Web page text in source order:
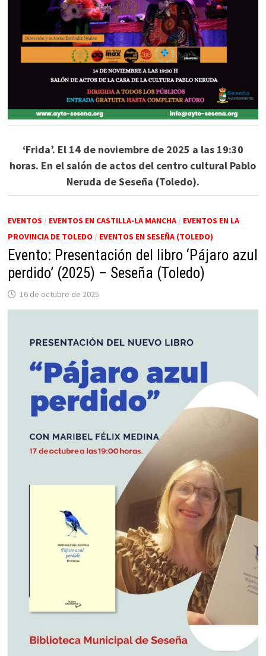
‘Frida’. El 14 de noviembre de 2025 a las 19:30
horas. En el salón de actos del centro cultural Pablo
Neruda de Seseña (Toledo).
EVENTOS / EVENTOS EN CASTILLA-LA MANCHA/ EVENTOS EN LA
PROVINCIA DE TOLEDO / EVENTOS EN SESEÑA (TOLEDO)
Evento: Presentación del libro ‘Pájaro azul
perdido’ (2025) – Seseña (Toledo)
16 de octubre de 2025